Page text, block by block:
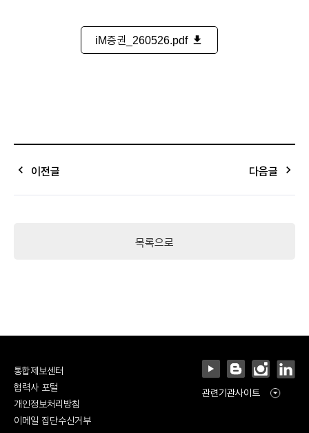
iM증권_260526.pdf file_download
keyboard_arrow_left 이전글 다음글 keyboard_arrow_right
목록으로
통합제보센터
협력사 포털
개인정보처리방침
이메일 집단수신거부
관련기관사이트